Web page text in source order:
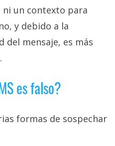
ni un contexto para
y debido a la
del mensaje, es más
es falso?
formas de sospechar